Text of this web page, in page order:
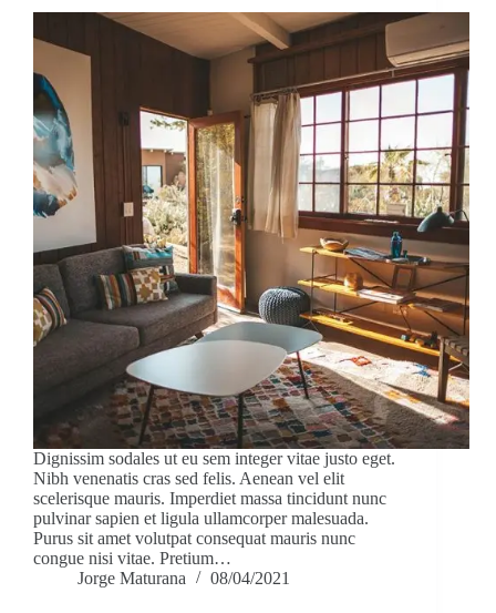
Dignissim sodales ut eu sem integer vitae justo eget.
Nibh venenatis cras sed felis. Aenean vel elit
scelerisque mauris. Imperdiet massa tincidunt nunc
pulvinar sapien et ligula ullamcorper malesuada.
Purus sit amet volutpat consequat mauris nunc
congue nisi vitae. Pretium…
Jorge Maturana
08/04/2021